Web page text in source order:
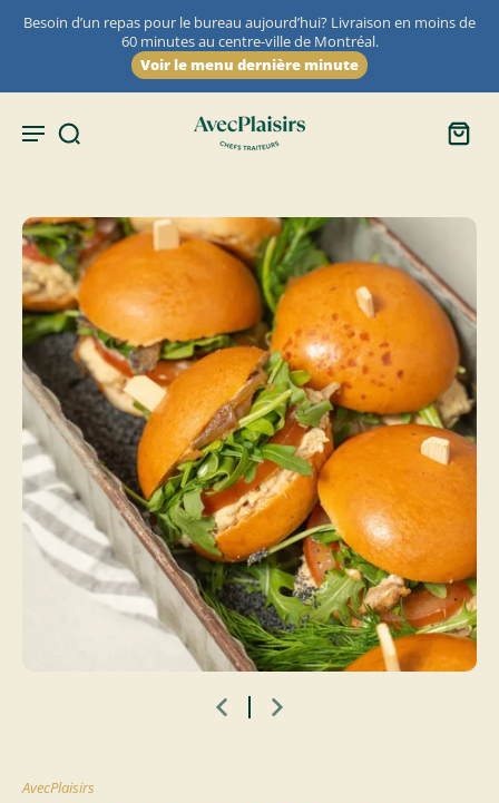
Besoin d’un repas pour le bureau aujourd’hui? Livraison en moins de
60 minutes au centre-ville de Montréal.
Voir le menu dernière minute
AvecPlaisirs